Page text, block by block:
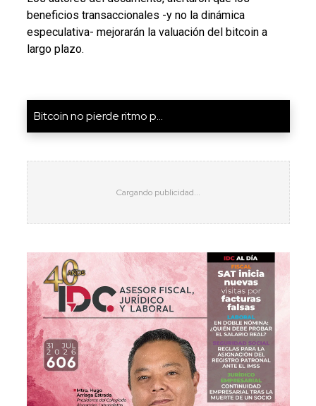
beneficios transaccionales -y no la dinámica
especulativa- mejorarán la valuación del bitcoin a
largo plazo.
Bitcoin no pierde ritmo p...